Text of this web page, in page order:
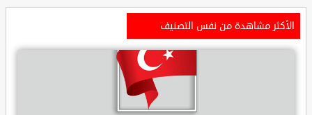
الأكثر مشاهدة من نفس التصنيف